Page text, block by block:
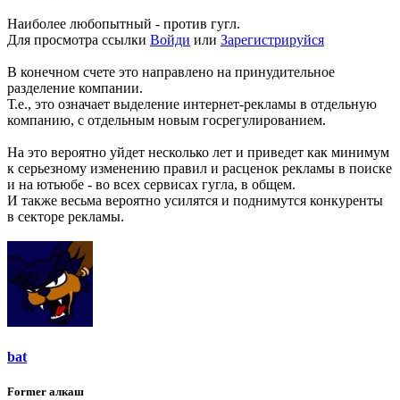
Наиболее любопытный - против гугл.
Для просмотра ссылки Войди или Зарегистрируйся
В конечном счете это направлено на принудительное
разделение компании.
Т.е., это означает выделение интернет-рекламы в отдельную
компанию, с отдельным новым госрегулированием.
На это вероятно уйдет несколько лет и приведет как минимум
к серьезному изменению правил и расценок рекламы в поиске
и на ютьюбе - во всех сервисах гугла, в общем.
И также весьма вероятно усилятся и поднимутся конкуренты
в секторе рекламы.
bat
Former алкаш